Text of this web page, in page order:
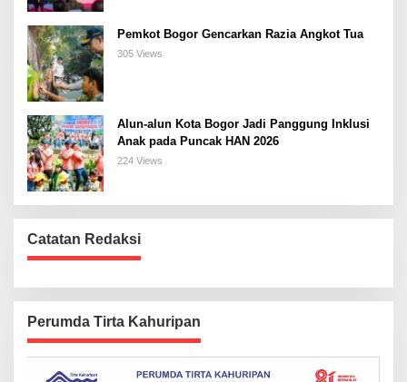
Pemkot Bogor Gencarkan Razia Angkot Tua
305 Views
Alun-alun Kota Bogor Jadi Panggung Inklusi
Anak pada Puncak HAN 2026
224 Views
Catatan Redaksi
Perumda Tirta Kahuripan